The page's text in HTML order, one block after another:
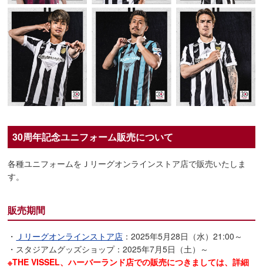
30周年記念ユニフォーム販売について
各種ユニフォームをＪリーグオンラインストア店で販売いたしま
す。
販売期間
・ Ｊリーグオンラインストア店 ：2025年5月28日（水）21:00～
・スタジアムグッズショップ：2025年7月5日（土）～
※THE VISSEL、ハーバーランド店での販売につきましては、詳細